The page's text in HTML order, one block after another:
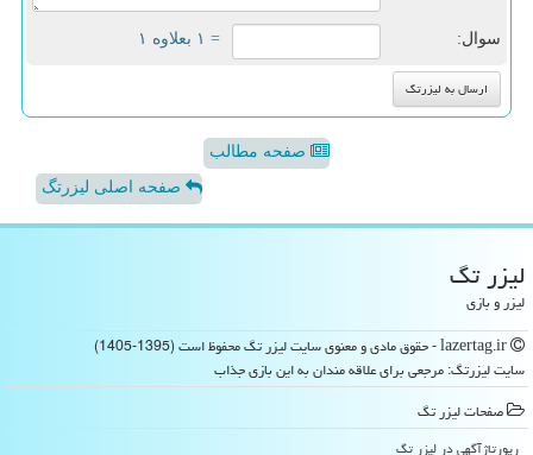
سوال: = ۱ بعلاوه ۱
صفحه مطالب
صفحه اصلی لیزرتگ
لیزر تگ
لیزر و بازی
سایت لیزرتگ: مرجعی برای علاقه مندان به این بازی جذاب
صفحات لیزر تگ
رپورتاژآگهی در لیزر تگ